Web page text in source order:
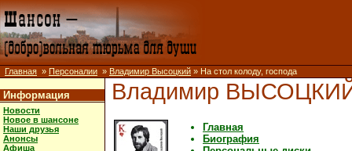
Главная » Персоналии » Владимир Высоцкий » На стол колоду, господа
Информация
Новости
Новое в шансоне
Наши друзья
Анонсы
Афиша
Владимир
Главная
Биография